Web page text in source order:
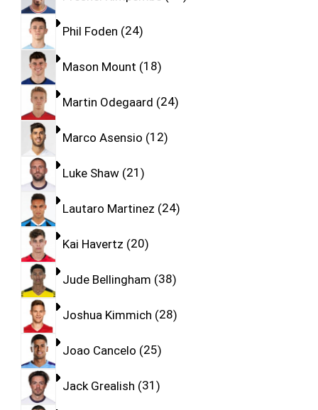
Phil Foden 24
Mason Mount 18
Martin Odegaard 24
Marco Asensio 12
Luke Shaw 21
Lautaro Martinez 24
Kai Havertz 20
Jude Bellingham 38
Joshua Kimmich 28
Joao Cancelo 25
Jack Grealish 31